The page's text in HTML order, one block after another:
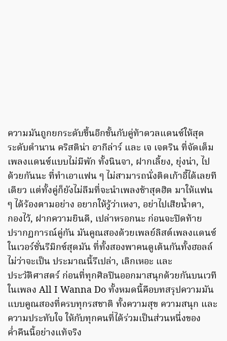
ความมันถูกยกระดับขึ้นอีกขั้นกับคู่ท้าดวลแดนซ์ให้สุด
ระดับตำนาน คริสติน่า อากีล่าร์ และ เจ เจตริน ที่จัดเต็ม
เพลงแดนซ์แบบไม่มีพัก ทั้งนินจา, ฝากเลี้ยง, ยุ่งน่า, ไป
ด้วยกันนะ ที่ทำเอาแฟน ๆ ไม่สามารถนั่งติดเก้าอี้ได้เลยที
เดียว แต่ทั้งคู่ก็ยังไม่ลืมที่จะนำเพลงช้าสุดฮิต มาให้แฟน
ๆ ได้ร้องตามอย่าง อยากให้รู้ว่าเหงา, อย่าไปเสียน้ำตา,
กองไว้, ฝากความยินดี, เปล่าหรอกนะ ก่อนจะปิดท้าย
ปรากฏการณ์คู่กัน มันคูณสองด้วยเพลย์ลิสต์เพลงแดนซ์
ในเวอร์ชั่นรีมิกซ์สุดมัน ที่ทั้งสองพาคนดูเต้นกันทั้งฮอลล์
ไม่ว่าจะเป็น ประมาณนี้รึเปล่า, เลิกเหอะ และ
ประวัติศาสตร์ ก่อนที่ทุกศิลปินออกมาสนุกด้วยกันบนเวที
ในเพลง All I Wanna Do ทั้งหมดนี้คือบทสรุปความมัน
แบบคูณสองที่ครบทุกรสชาติ ทั้งความสุข ความสนุก และ
ความประทับใจ ให้กับทุกคนที่ได้ร่วมเป็นส่วนหนึ่งของ
ค่ำคืนนี้อย่างแท้จริง